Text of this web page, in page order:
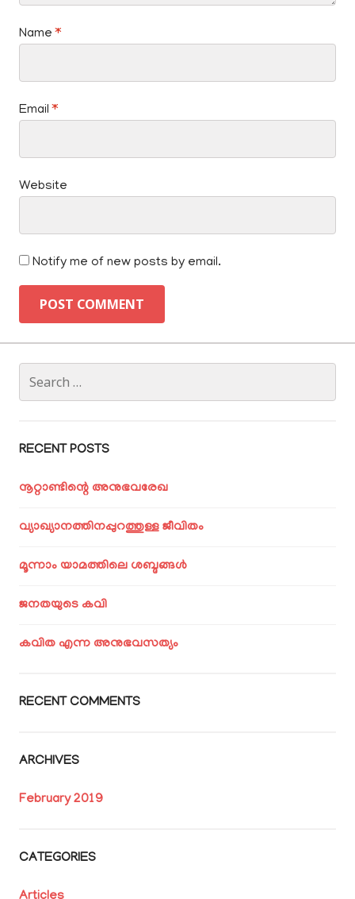
Name*
Email*
Website
Notify me of new posts by email.
for:
RECENT POSTS
നൂറ്റാണ്ടിന്റെ അനുഭവരേഖ
വ്യാഖ്യാനത്തിനപ്പുറത്തുള്ള ജീവിതം
മൂന്നാം യാമത്തിലെ ശബ്ദങ്ങൾ
ജനതയുടെ കവി
കവിത എന്ന അനുഭവസത്യം
RECENT COMMENTS
ARCHIVES
February 2019
CATEGORIES